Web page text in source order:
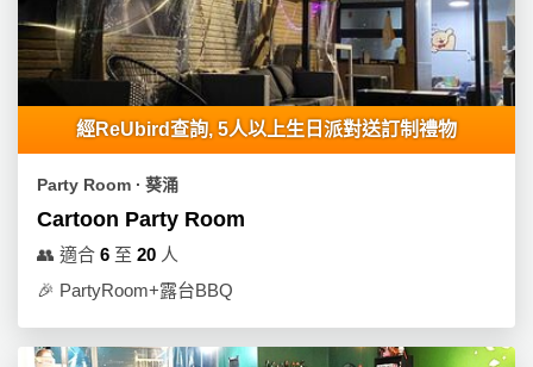
經ReUbird查詢, 5人以上生日派對送訂制禮物
Party Room ∙ 葵涌
Cartoon Party Room
👥 適合 6 至 20 人
🎉 PartyRoom+露台BBQ